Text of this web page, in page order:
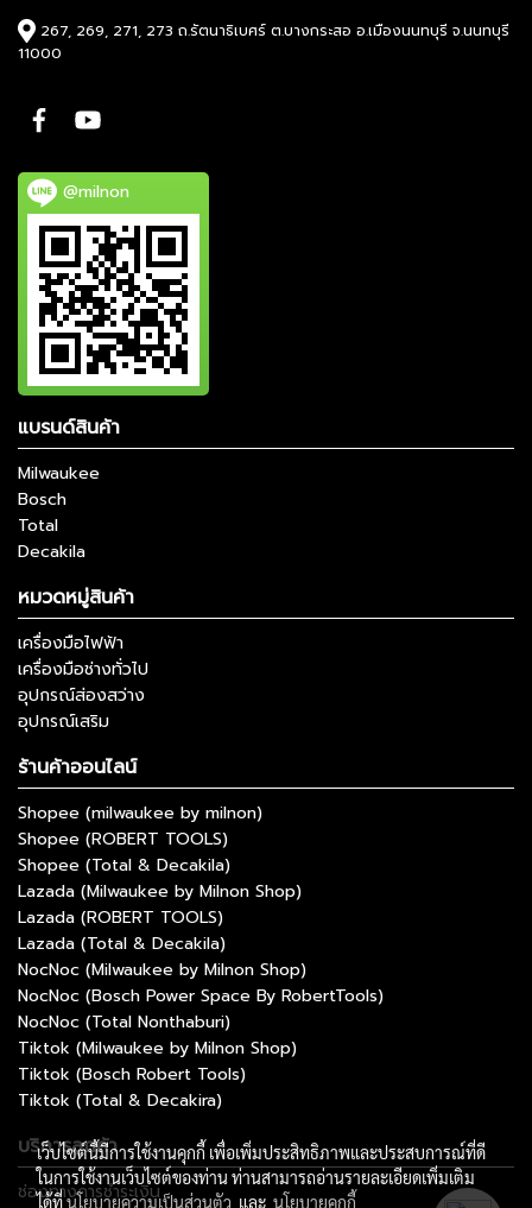
267, 269, 271, 273 ถ.รัตนาธิเบศร์ ต.บางกระสอ อ.เมืองนนทบุรี จ.นนทบุรี
11000
@milnon
แบรนด์สินค้า
Milwaukee
Bosch
Total
Decakila
หมวดหมู่สินค้า
เครื่องมือไฟฟ้า
เครื่องมือช่างทั่วไป
อุปกรณ์ส่องสว่าง
อุปกรณ์เสริม
ร้านค้าออนไลน์
Shopee (milwaukee by milnon)
Shopee (ROBERT TOOLS)
Shopee (Total & Decakila)
Lazada (Milwaukee by Milnon Shop)
Lazada (ROBERT TOOLS)
Lazada (Total & Decakila)
NocNoc (Milwaukee by Milnon Shop)
NocNoc (Bosch Power Space By RobertTools)
NocNoc (Total Nonthaburi)
Tiktok (Milwaukee by Milnon Shop)
Tiktok (Bosch Robert Tools)
Tiktok (Total & Decakira)
บริการลูกค้า
ช่องทางการชำระเงิน
เว็บไซต์นี้มีการใช้งานคุกกี้ เพื่อเพิ่มประสิทธิภาพและประสบการณ์ที่ดี
ในการใช้งานเว็บไซต์ของท่าน ท่านสามารถอ่านรายละเอียดเพิ่มเติม
ได้ที่นโยบายความเป็นส่วนตัว และ นโยบายคุกกี้